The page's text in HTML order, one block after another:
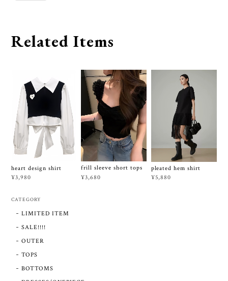
Related Items
heart design shirt
¥3,980
frill sleeve short tops
¥3,680
pleated hem shirt
¥5,880
CATEGORY
LIMITED ITEM
SALE!!!!
OUTER
TOPS
BOTTOMS